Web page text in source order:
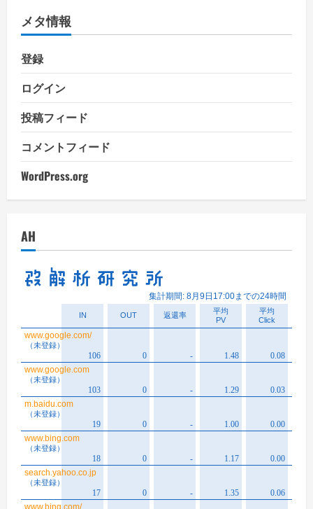
ー
メタ情報
登録
ログイン
投稿フィード
コメントフィード
WordPress.org
AH